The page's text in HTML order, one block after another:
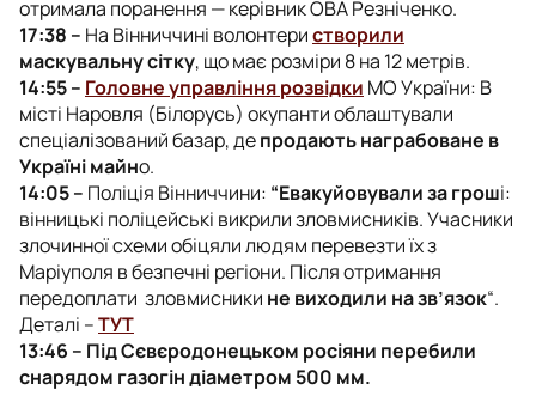
отримала поранення — керівник ОВА Резніченко.
17:38 – На Вінниччині волонтеристворили
маскувальну сітку, що має розміри 8 на 12 метрів.
14:55 – Головне управління розвідки МО України: В
місті Наровля (Білорусь) окупанти облаштували
спеціалізований базар, депродають награбоване в
Україні майно.
14:05 – Поліція Вінниччини: “Евакуйовували за гроші:
вінницькі поліцейські викрили зловмисників. Учасники
злочинної схеми обіцяли людям перевезти їх з
Маріуполя в безпечні регіони. Після отримання
передоплати зловмисники не виходили на зв’язок“.
Деталі –ТУТ
13:46 – Під Сєвєродонецьком росіяни перебили
снарядом газогін діаметром 500 мм.